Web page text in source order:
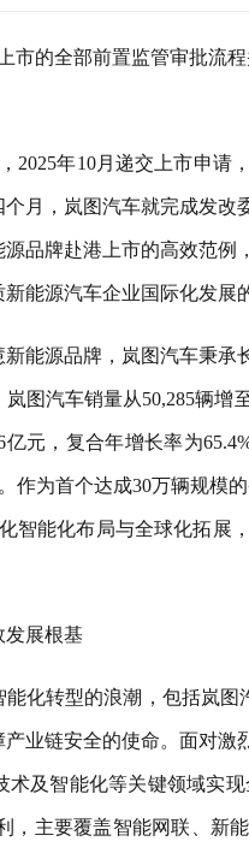
市的全部前置监管审批流
2025年10月递交上市申请
月，岚图汽车就完成发
品牌赴港上市的高效范
能源汽车企业国际化发展
能源品牌，岚图汽车秉
图汽车销量从50,285辆
元，复合年增长率为
作为首个达成30万辆规模
智能化布局与全球化拓展
发展根基
化转型的浪潮，包括岚图
业链安全的使命。面对
及智能化等关键领域实
，主要覆盖智能网联、新